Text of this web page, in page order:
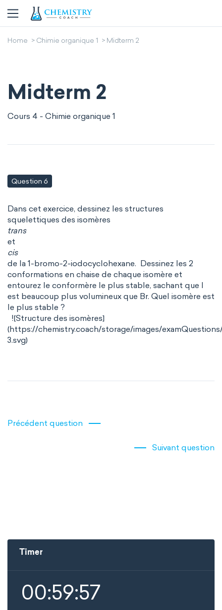
Home Chimie organique 1 Midterm 2
Midterm 2
Cours 4 - Chimie organique 1
Question 6
Dans cet exercice, dessinez les structures
squelettiques des isomères
trans
et
cis
de la 1-bromo-2-iodocyclohexane. Dessinez les 2
conformations en chaise de chaque isomère et
entourez le conformère le plus stable, sachant que I
est beaucoup plus volumineux que Br. Quel isomère est
le plus stable ?
![Structure des isomères]
(https://chemistry.coach/storage/images/
3.svg)
Précédent question
Suivant question
Timer
00:59:57